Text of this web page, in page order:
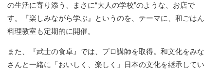
の生活に寄り添う、まさに“大人の学校”のような、お店で
す。『楽しみながら学ぶ』というのを、テーマに、和ごはん
料理教室も定期的に開催。
また、『武士の食卓』では、プロ講師を取得。和文化をみな
さんと一緒に「おいしく、楽しく」日本の文化を継承してい